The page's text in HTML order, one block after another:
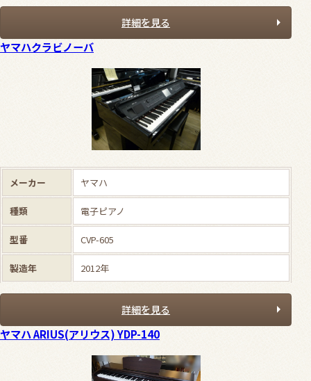
詳細を見る
ヤマハクラビノーバ
メーカー ヤマハ
種類 電子ピアノ
型番 CVP-605
製造年 2012年
詳細を見る
ヤマハ ARIUS(アリウス) YDP-140